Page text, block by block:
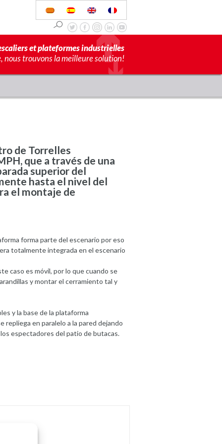
et plateformes industrielles
nous trouvons la meilleure solution!
de Torrelles
que a través de una
superior del
hasta el nivel del
el montaje de
forma parte del escenario por eso
totalmente integrada en el escenario
caso es móvil, por lo que cuando se
y montar el cerramiento tal y
y la base de la plataforma
en paralelo a la pared dejando
espectadores del patio de butacas.